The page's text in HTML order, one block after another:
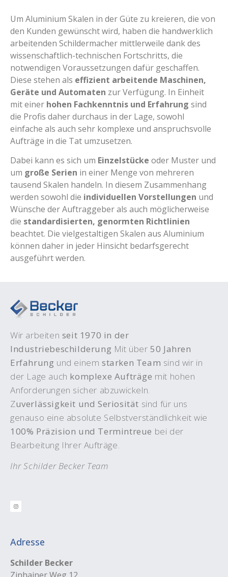
Um Aluminium Skalen in der Güte zu kreieren, die von
den Kunden gewünscht wird, haben die handwerklich
arbeitenden Schildermacher mittlerweile dank des
wissenschaftlich-technischen Fortschritts, die
notwendigen Voraussetzungen dafür geschaffen.
Diese stehen als effizient arbeitende Maschinen,
Geräte und Automaten zur Verfügung. In Einheit
mit einer hohen Fachkenntnis und Erfahrung sind
die Profis daher durchaus in der Lage, sowohl
einfache als auch sehr komplexe und anspruchsvolle
Aufträge in die Tat umzusetzen.
Dabei kann es sich um Einzelstücke oder Muster und
um große Serien in einer Menge von mehreren
tausend Skalen handeln. In diesem Zusammenhang
werden sowohl die individuellen Vorstellungen und
Wünsche der Auftraggeber als auch möglicherweise
die standardisierten, genormten Richtlinien
beachtet. Die vielgestaltigen Skalen aus Aluminium
können daher in jeder Hinsicht bedarfsgerecht
ausgeführt werden.
Wir arbeiten seit 1970 in der
Industriebeschilderung Mit über50 Jahren
Erfahrung und einemstarken Team sind wir in
der Lage auch komplexe Aufträge mit hohen
Anforderungen sicher abzuwickeln.
Zuverlässigkeit und Seriosität sind für uns
genauso eine absolute Selbstverständlichkeit wie
100% Präzision und Termintreue bei der
Bearbeitung Ihrer Aufträge.
Ihr Schilder Becker Team
Adresse
Schilder Becker
Zinhainer Weg 12